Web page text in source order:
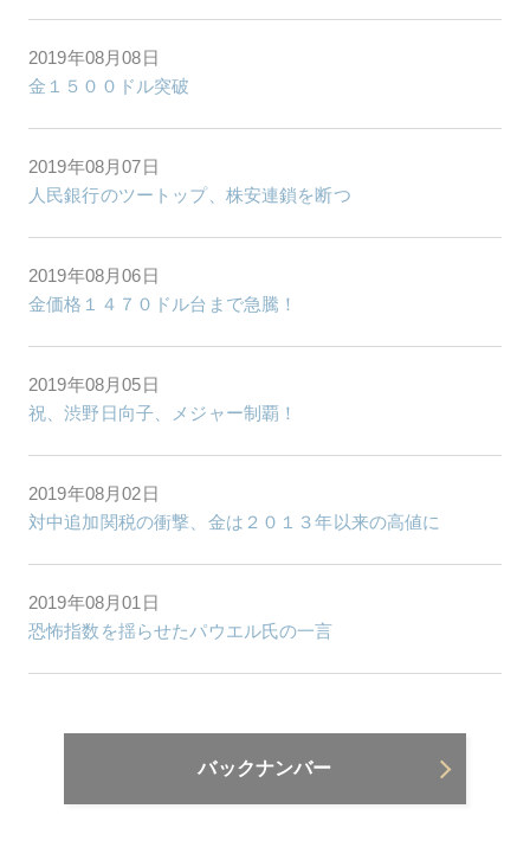
2019年08月08日
金１５００ドル突破
2019年08月07日
人民銀行のツートップ、株安連鎖を断つ
2019年08月06日
金価格１４７０ドル台まで急騰！
2019年08月05日
祝、渋野日向子、メジャー制覇！
2019年08月02日
対中追加関税の衝撃、金は２０１３年以来の高値に
2019年08月01日
恐怖指数を揺らせたパウエル氏の一言
バックナンバー